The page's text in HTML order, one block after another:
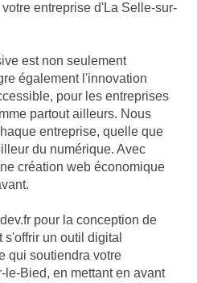
entreprise d'La Selle-sur-
est non seulement
également l'innovation
pour les entreprises
partout ailleurs. Nous
entreprise, quelle que
du numérique. Avec
création web économique
pour la conception de
un outil digital
qui soutiendra votre
Bied, en mettant en avant